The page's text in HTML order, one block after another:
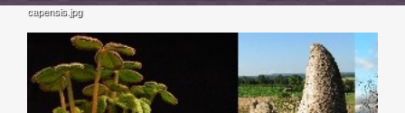
capensis.jpg